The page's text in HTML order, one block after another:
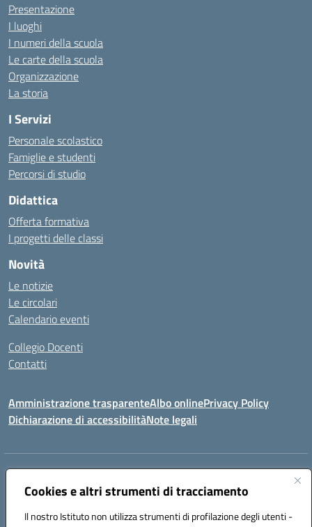
Cookies e altri strumenti di tracciamento
Il nostro Istituto non utilizza strumenti di profilazione degli utenti -
Presentazione
I luoghi
I numeri della scuola
Le carte della scuola
Organizzazione
La storia
I Servizi
Personale scolastico
Famiglie e studenti
Percorsi di studio
Didattica
Offerta formativa
I progetti delle classi
Novità
Le notizie
Le circolari
Calendario eventi
Collegio Docenti
Contatti
Amministrazione trasparenteAlbo onlinePrivacy Policy
Dichiarazione di accessibilitàNote legali
Indirizzo:
Centralino:+39 0836.341064 Email:leic81300l@istruzione.it